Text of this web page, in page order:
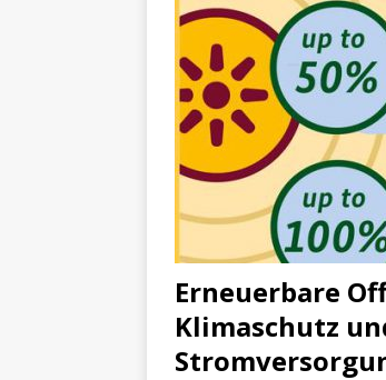
Erneuerbare
Klimaschutz